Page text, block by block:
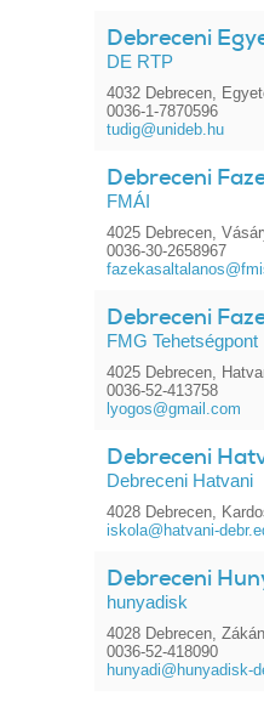
Debreceni
DE RTP
4032 Debrecen,
0036-1-7870596
tudig@unideb.hu
Debreceni
FMÁI
4025 Debrecen,
0036-30-2658967
Debreceni
FMG Tehetségpont
4025 Debrecen,
0036-52-413758
lyogos@gmail.com
Debreceni
Debreceni Hatvani
4028 Debrecen,
iskola@hatvani-
Debreceni
hunyadisk
4028 Debrecen,
0036-52-418090
hunyadi@hunyadisk-